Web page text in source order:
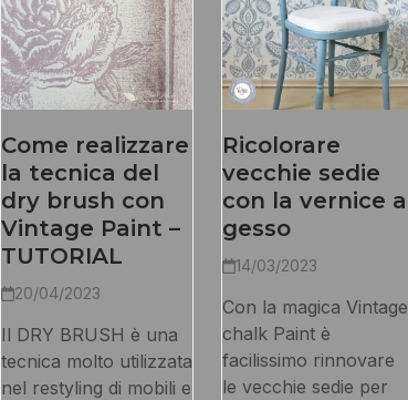
Come realizzare
la tecnica del
dry brush con
Vintage Paint –
TUTORIAL
20/04/2023
Il DRY BRUSH è una
tecnica molto utilizzata
nel restyling di mobili e
Ricolorare
vecchie sedie
con la vernice a
gesso
14/03/2023
Con la magica Vintage
chalk Paint è
facilissimo rinnovare
le vecchie sedie per